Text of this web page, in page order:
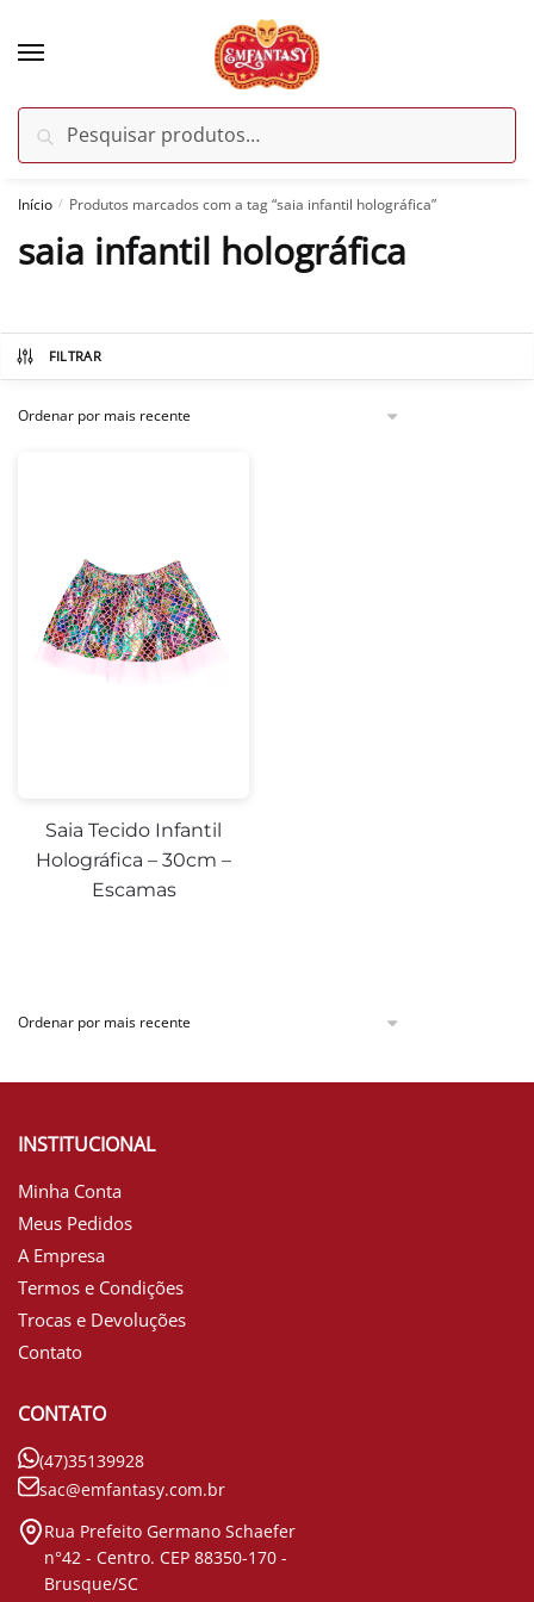
por:
Pesquisar
Início / Produtos marcados com a tag “saia infantil holográfica”
saia infantil holográfica
FILTRAR
Saia Tecido Infantil
Holográfica – 30cm –
Escamas
INSTITUCIONAL
Minha Conta
Meus Pedidos
A Empresa
Termos e Condições
Trocas e Devoluções
Contato
CONTATO
(47)35139928
sac@emfantasy.com.br
Rua Prefeito Germano Schaefer
n°42 - Centro. CEP 88350-170 -
Brusque/SC